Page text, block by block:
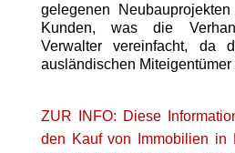
gelegenen
Kunden, was die
Verwalter vereinfacht, da
ausländischen
ZUR INFO: Diese
den Kauf von Immobilien in